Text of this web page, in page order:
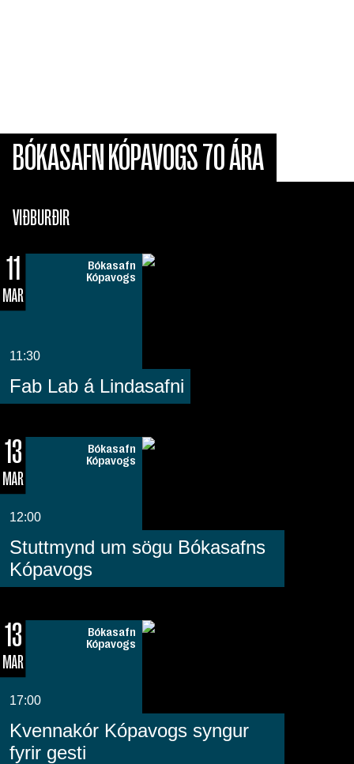
BÓKASAFN KÓPAVOGS 70 ÁRA
VIÐBURÐIR
11
MAR
Bókasafn
Kópavogs
11:30
Fab Lab á Lindasafni
13
MAR
Bókasafn
Kópavogs
12:00
Stuttmynd um sögu Bókasafns
Kópavogs
13
MAR
Bókasafn
Kópavogs
17:00
Kvennakór Kópavogs syngur
fyrir gesti